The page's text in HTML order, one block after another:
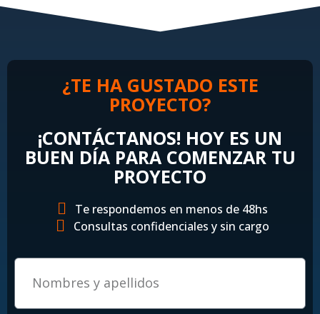
¿TE HA GUSTADO ESTE
PROYECTO?
¡CONTÁCTANOS! HOY ES UN
BUEN DÍA PARA COMENZAR TU
PROYECTO
Te respondemos en menos de 48hs
Consultas confidenciales y sin cargo